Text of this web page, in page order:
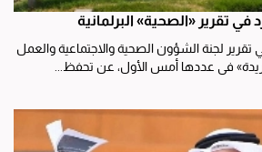
في تقرير «الصحية» البرلمانية
لجنة الشؤون الصحية والاجتماعية والعمل
في عددها أمس الأول، عن تحفظ...